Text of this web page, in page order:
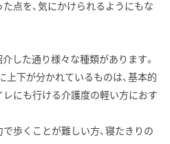
点を、気にかけられるようにもな
した通り様々な種類があります。
下が分かれているものは、基本的
レにも行ける介護度の軽い方におす
歩くことが難しい方、寝たきりの